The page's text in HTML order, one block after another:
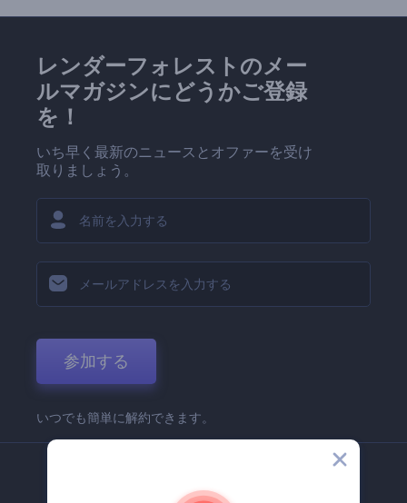
レンダーフォレストのメー
ルマガジンにどうかご登録
を！
いち早く最新のニュースとオファーを受け
取りましょう。
参加する
いつでも簡単に解約できます。